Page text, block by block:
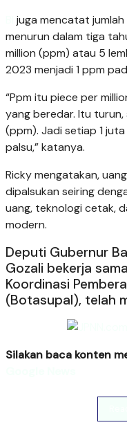
juga mencatat
menurun dalam tiga
million (ppm) atau 5
2023 menjadi 1 ppm
“Ppm itu piece per
yang beredar. Itu turun,
(ppm). Jadi setiap 1
palsu,” katanya.
Ricky mengatakan,
dipalsukan seiring
uang, teknologi cetak,
modern.
Deputi Gubernur
Gozali bekerja
Koordinasi
(Botasupal), telah
Silakan baca konten